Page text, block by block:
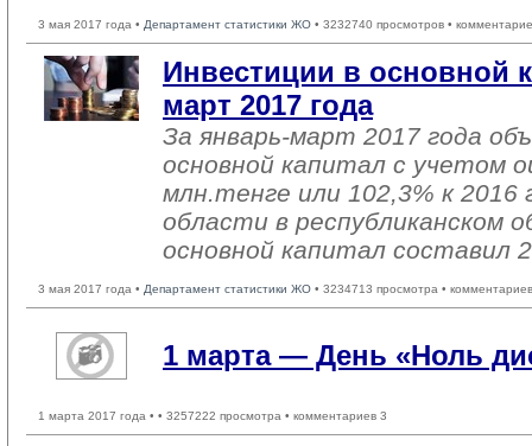
3 мая 2017 года • Департамент статистики ЖО • 3232740 просмотров •
Инвестиции в основной
март 2017 года
За январь-март 2017 года
основной капитал с учетом
млн.тенге или 102,3% к 2016
области в республиканском
основной капитал составил
3 мая 2017 года • Департамент статистики ЖО • 3234713 просмотра •
1 марта — День «Ноль
1 марта 2017 года • • 3257222 просмотра • комментариев 3